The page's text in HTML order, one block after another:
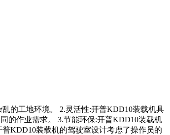
的工地环境。 2.灵活性:开普KDD10装载机具
的作业需求。 3.节能环保:开普KDD10装载机
KDD10装载机的驾驶室设计考虑了操作员的